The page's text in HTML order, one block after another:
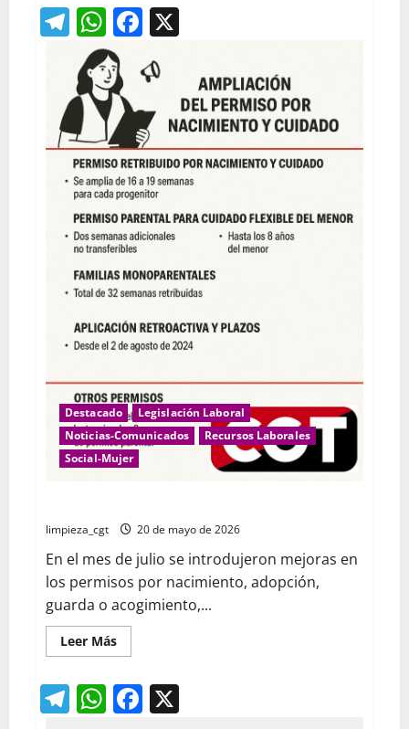
Las
plantillas
de
FCC
Limpieza
de
Zaragoza
decidirán
si
van
a
la
huelga
en
las
fiestas
del
Pilar.
Telegram
WhatsApp
Facebook
Destacado
Legislación Laboral
Noticias-Comunicados
Recursos Laborales
Social-Mujer
limpieza_cgt 20 de mayo de 2026
En el mes de julio se introdujeron mejoras en
los permisos por nacimiento, adopción,
guarda o acogimiento,...
Leer MásLeer
más
Permisos
por
nacimiento
Telegram
WhatsApp
Facebook